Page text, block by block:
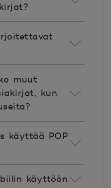
muut
kun
käyttää POP
käyttöön